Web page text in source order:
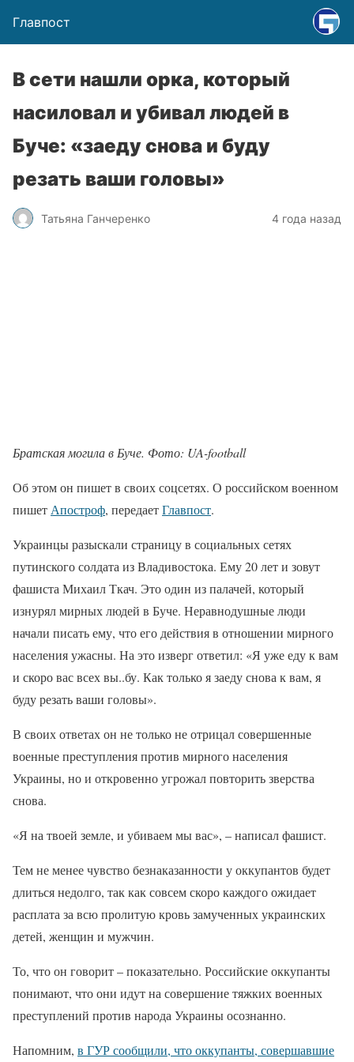
Главпост
В сети нашли орка, который
насиловал и убивал людей в
Буче: «заеду снова и буду
резать ваши головы»
Татьяна Ганчеренко 4 года назад
Братская могила в Буче. Фото: UA-football
Об этом он пишет в своих соцсетях. О российском военном
пишет Апостроф, передаетГлавпост.
Украинцы разыскали страницу в социальных сетях
путинского солдата из Владивостока. Ему 20 лет и зовут
фашиста Михаил Ткач. Это один из палачей, который
изнурял мирных людей в Буче. Неравнодушные люди
начали писать ему, что его действия в отношении мирного
населения ужасны. На это изверг ответил: «Я уже еду к вам
и скоро вас всех вы..бу. Как только я заеду снова к вам, я
буду резать ваши головы».
В своих ответах он не только не отрицал совершенные
военные преступления против мирного населения
Украины, но и откровенно угрожал повторить зверства
снова.
«Я на твоей земле, и убиваем мы вас», – написал фашист.
Тем не менее чувство безнаказанности у оккупантов будет
длиться недолго, так как совсем скоро каждого ожидает
расплата за всю пролитую кровь замученных украинских
детей, женщин и мужчин.
То, что он говорит – показательно. Российские оккупанты
понимают, что они идут на совершение тяжких военных
преступлений против народа Украины осознанно.
Напомним, в ГУР сообщили, что оккупанты, совершавшие